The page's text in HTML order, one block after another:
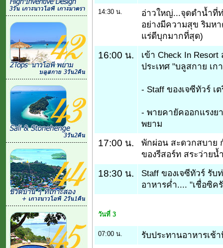
14:30 น.
อ่าวใหญ่...จุดดำน้ำที่
อย่างมีความสุข ริมห
แร่ดีบุกมากที่สุด)
16:00 น.
เข้า Check In
ประเทศ "บลูสกาย เก
- Staff ของเจซีทัวร์
- พายคายัคออกแรงย
พยาม
17:00 น.
พักผ่อน สะดวกสบาย
ของรีสอร์ท สระว่ายน้
18:30 น.
Staff ของเจซีทัวร์ รั
อาหารค่ำ.... "เชื่อซิ
วันที่ 3
07:00 น. รับประทานอาหารเช้